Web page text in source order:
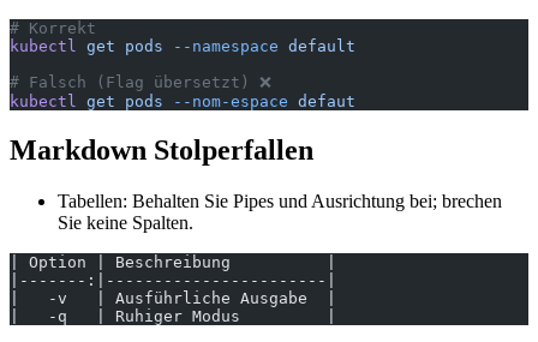
# Korrekt
kubectl
get pods --namespace default
# Falsch (Flag übersetzt) ❌
kubectl
get pods --nom-espace defaut
Markdown Stolperfallen
Tabellen: Behalten Sie Pipes und Ausrichtung bei; brechen
Sie keine Spalten.
| Option | Beschreibung          |
|-------:|-----------------------|
|   -v   | Ausführliche Ausgabe  |
|   -q   | Ruhiger Modus         |